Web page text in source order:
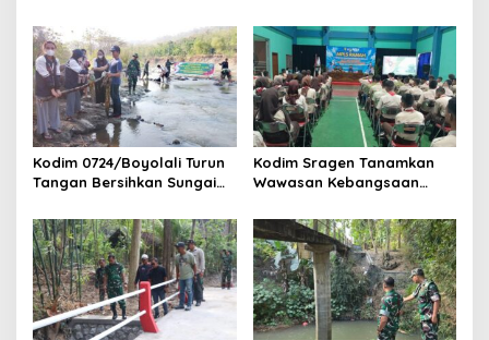
Kodim 0724/Boyolali Turun
Tangan Bersihkan Sungai
Kodim Sragen Tanamkan
Wawasan Kebangsaan
Pelajar Tentang Hal Ini